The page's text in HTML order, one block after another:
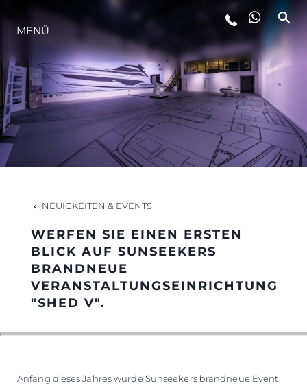
INNOVATION
DIE FIRMA
ALGARVE ADVENTURES
MENÜ
NEUIGKEITEN & EVENTS
WERFEN SIE EINEN ERSTEN
BLICK AUF SUNSEEKERS
BRANDNEUE
VERANSTALTUNGSEINRICHTUNG
"SHED V".
Anfang dieses Jahres wurde Sunseekers brandneue Event